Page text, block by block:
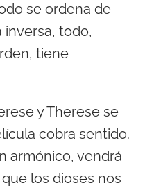
se ordena de
inversa, todo,
tiene
y Therese se
cobra sentido.
armónico, vendrá
los dioses nos